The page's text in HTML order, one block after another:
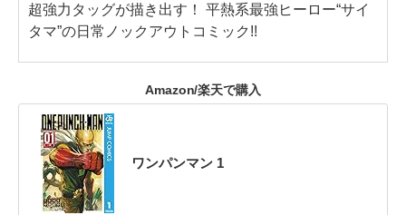
超強力タッグが描き出す！ 平熱系最強ヒーロー“サイ
タマ”の日常ノックアウトコミック!!
Amazon/楽天で購入
ワンパンマン 1